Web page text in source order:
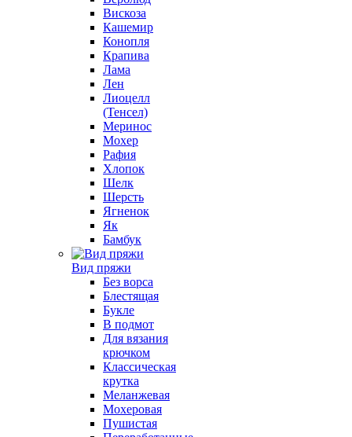
Вискоза
Кашемир
Конопля
Крапива
Лама
Лен
Лиоцелл
(Тенсел)
Меринос
Мохер
Рафия
Хлопок
Шелк
Шерсть
Ягненок
Як
Бамбук
Вид пряжи
Без ворса
Блестящая
Букле
В подмот
Для вязания
крючком
Классическая
крутка
Меланжевая
Мохеровая
Пушистая